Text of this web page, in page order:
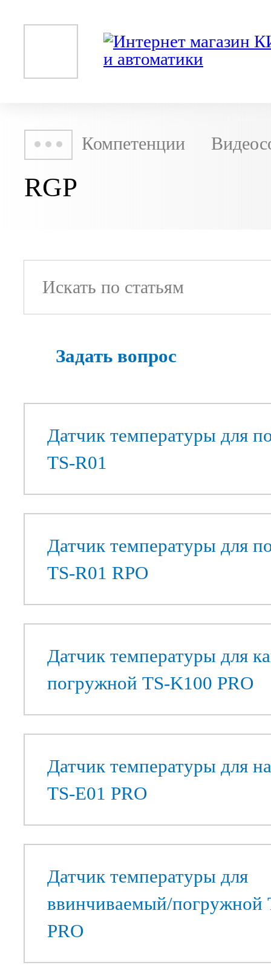
Компетенции
RGP
Задать вопрос
Датчик температуры для
TS-R01
Датчик температуры для
TS-R01 RPO
Датчик температуры для
погружной TS-K100 PRO
Датчик температуры для
TS-E01 PRO
Датчик температуры для
ввинчиваемый/погружной
PRO